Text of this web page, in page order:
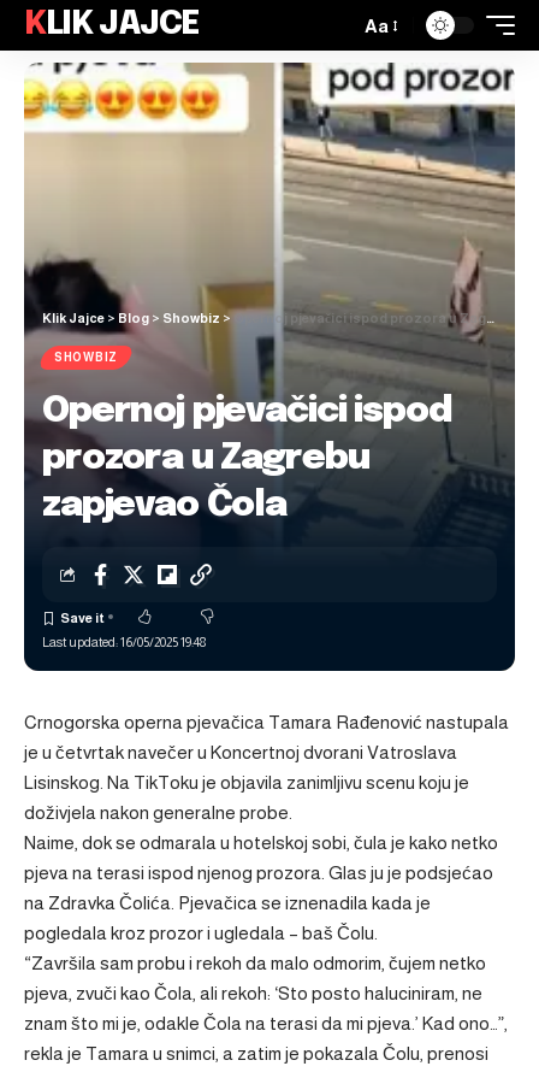
KLIK JAJCE Aa
Klik Jajce > Blog > Showbiz > Opernoj pjevačici ispod prozora u Zagrebu zapjevao Čola
SHOWBIZ
Opernoj pjevačici ispod
prozora u Zagrebu
zapjevao Čola
Last updated: 16/05/2025 19:48
Crnogorska operna pjevačica Tamara Rađenović nastupala
je u četvrtak navečer u Koncertnoj dvorani Vatroslava
Lisinskog. Na TikToku je objavila zanimljivu scenu koju je
doživjela nakon generalne probe.
Naime, dok se odmarala u hotelskoj sobi, čula je kako netko
pjeva na terasi ispod njenog prozora. Glas ju je podsjećao
na Zdravka Čolića. Pjevačica se iznenadila kada je
pogledala kroz prozor i ugledala – baš Čolu.
“Završila sam probu i rekoh da malo odmorim, čujem netko
pjeva, zvuči kao Čola, ali rekoh: ‘Sto posto haluciniram, ne
znam što mi je, odakle Čola na terasi da mi pjeva.’ Kad ono…”,
rekla je Tamara u snimci, a zatim je pokazala Čolu, prenosi